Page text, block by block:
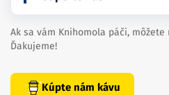
Ak sa vám Knihomola páči,
Ďakujeme!
Kúpte nám kávu